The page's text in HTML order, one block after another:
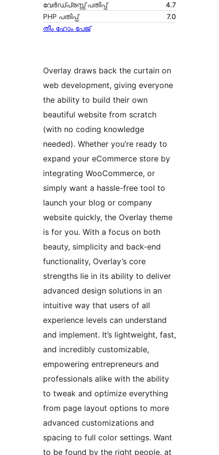
വേർഡ്പ്രസ്സ് പതിപ്പ്
4.7
PHP പതിപ്പ്
7.0
തീം ഹോം പേജ്
Overlay draws back the curtain on
web development, giving everyone
the ability to build their own
beautiful website from scratch
(with no coding knowledge
needed). Whether you’re ready to
expand your eCommerce store by
integrating WooCommerce, or
simply want a hassle-free tool to
launch your blog or company
website quickly, the Overlay theme
is for you. With a focus on both
beauty, simplicity and back-end
functionality, Overlay’s core
strengths lie in its ability to deliver
advanced design solutions in an
intuitive way that users of all
experience levels can understand
and implement. It’s lightweight, fast,
and incredibly customizable,
empowering entrepreneurs and
professionals alike with the ability
to tweak and optimize everything
from page layout options to more
advanced customizations and
spacing to full color settings. Want
to be found by the right people, at